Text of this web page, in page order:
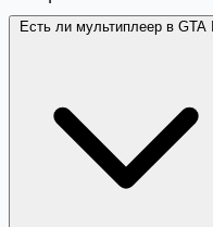
Минимальные:
Phenom X4, 4 ГБ RAM,
комфортной игры
Есть ли мультиплеер в GTA